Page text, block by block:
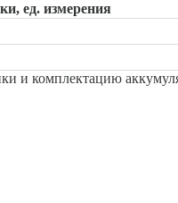
ед. измерения
и комплектацию